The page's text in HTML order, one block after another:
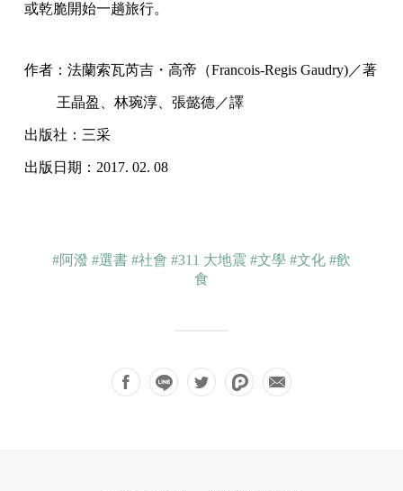
或乾脆開始一趟旅行。
作者：法蘭索瓦芮吉・高帝（Francois-Regis Gaudry)／著
王晶盈、林琬淳、張懿德／譯
出版社：三采
出版日期：2017. 02. 08
#阿潑 #選書 #社會 #311 大地震 #文學 #文化 #飲
食